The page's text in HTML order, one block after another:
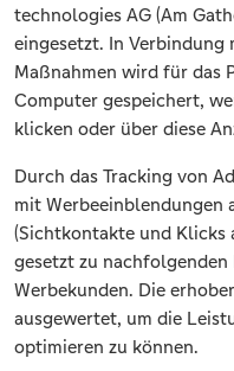
technologies AG (Am
eingesetzt. In
Maßnahmen wird für das
Computer gespeichert,
klicken oder über diese
Durch das Tracking von
mit Werbeeinblendungen
(Sichtkontakte und Klicks
gesetzt zu
Werbekunden. Die
ausgewertet, um die
optimieren zu können.